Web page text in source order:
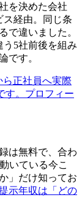
を決めた会社
ス経由。同じ条
で違いました。
5社前後を組み
です。
ら正社員へ実際
。 プロフィー
は無料で、合わ
いている今こ
」だけ知ってお
示年収は「どの